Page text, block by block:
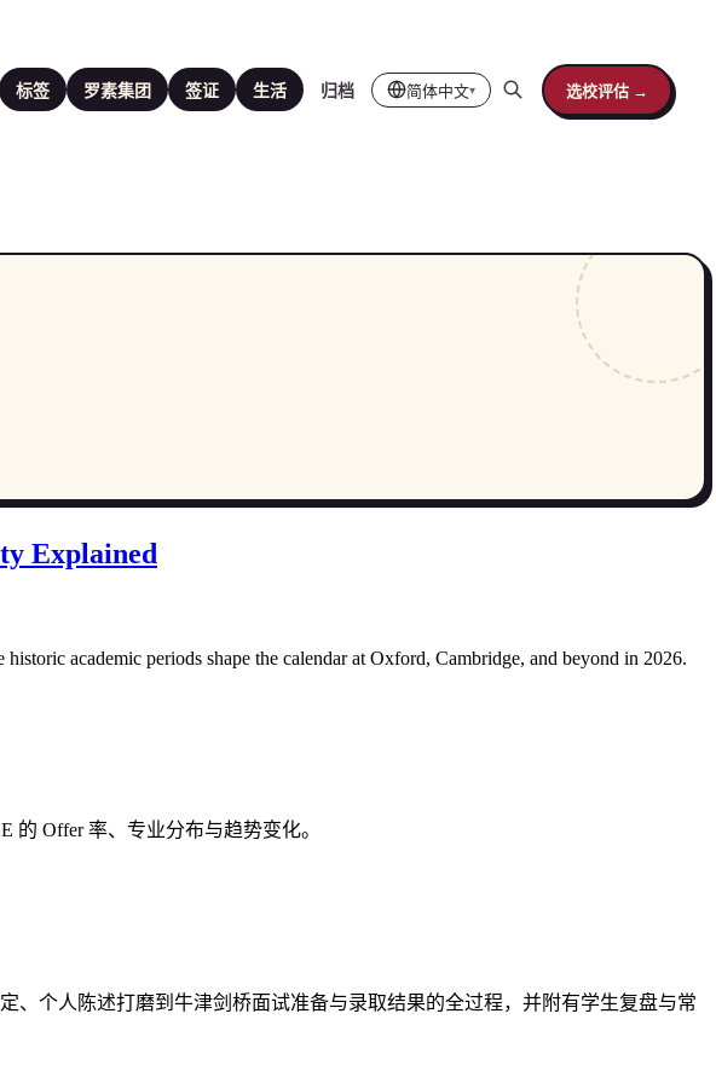
标签 罗素集团 签证 生活 归档 简体中文▾ 选校评估 →
Explained
academic periods shape the calendar at Oxford, Cambridge, and beyond in 2026.
Offer 率、专业分布与趋势变化。
个人陈述打磨到牛津剑桥面试准备与录取结果的全过程，并附有学生复盘与常